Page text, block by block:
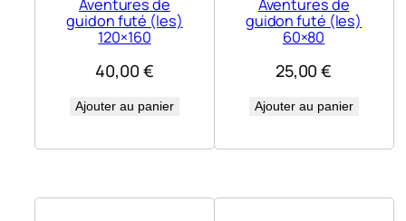
Aventures de
guidon futé (les)
120×160
40,00 €
Ajouter au panier
Aventures de
guidon futé (les)
60×80
25,00€
Ajouter au panier